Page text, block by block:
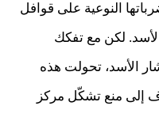
النوعية على قوافل
لكن مع تفكك
الأسد، تحولت هذه
إلى منع تشكّل مركز